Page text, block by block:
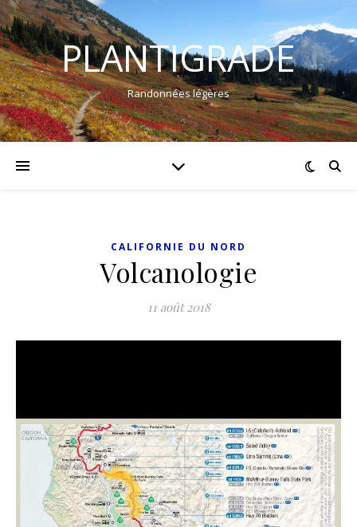
PLANTIGRADE
Randonnées légères
CALIFORNIE DU NORD
Volcanologie
11 août 2018